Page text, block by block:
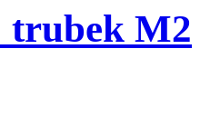
trubek M2